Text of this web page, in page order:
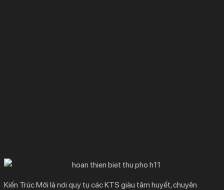
Kiến Trúc Mới là nơi quy tụ các KTS giàu tâm huyết, chuyên